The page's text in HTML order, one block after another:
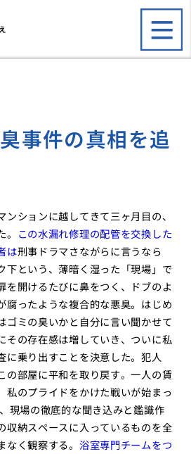
事件の真相を追
ションに越してきて三ヶ月目の、
この水漏れ修理の配管を交換した
は刑事ドラマさながらに言うなら
下という、薄暗く湿った「現場」で
を開けるたびに鼻をつく、ドブのよ
腐ったような複合的な悪臭。はじめ
ゴミの臭いかと自分に言い聞かせて
その存在感は増していき、ついに私
に乗り出すことを決意した。犯人
の部屋に平和を取り戻す。一人の賃
私のプライドをかけた戦いが始まっ
現場の徹底的な聞き込みと鑑識作
収納スペースに入っているものを全
く観察する。 浴室専門チームをつ